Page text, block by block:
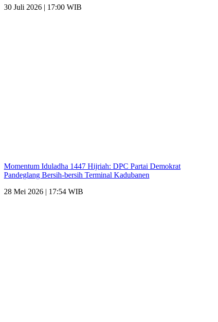
30 Juli 2026 | 17:00 WIB
Momentum Iduladha 1447 Hijriah: DPC Partai Demokrat
Pandeglang Bersih-bersih Terminal Kadubanen
28 Mei 2026 | 17:54 WIB